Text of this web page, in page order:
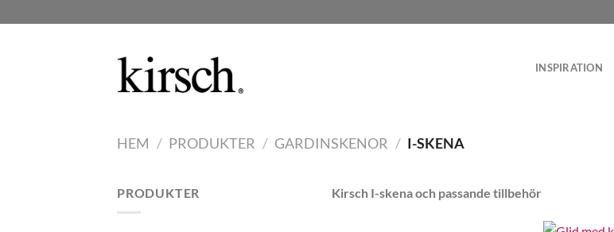
to
INSPIRATION
HEM / PRODUKTER / GARDINSKENOR / I-SKENA
PRODUKTER Kirsch I-skena och passande tillbehör